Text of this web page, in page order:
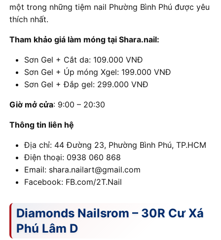
một trong những tiệm nail Phường Bình Phú được yêu
thích nhất.
Tham khảo giá làm móng tại Shara.nail:
Sơn Gel + Cắt da: 109.000 VNĐ
Sơn Gel + Úp móng Xgel: 199.000 VNĐ
Sơn Gel + Đắp gel: 299.000 VNĐ
Giờ mở cửa: 9:00 – 20:30
Thông tin liên hệ
Địa chỉ: 44 Đường 23, Phường Bình Phú, TP.HCM
Điện thoại: 0938 060 868
Email: shara.nailart@gmail.com
Facebook: FB.com/2T.Nail
Diamonds Nailsrom – 30R Cư Xá
Phú Lâm D